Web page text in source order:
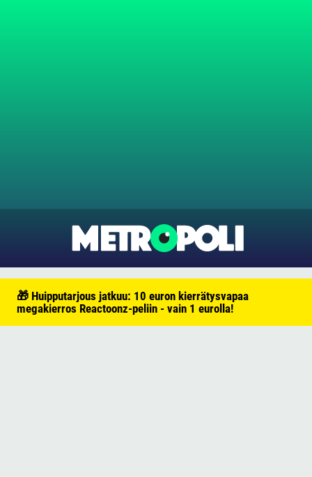
🎁 Huipputarjous jatkuu: 10 euron kierrätysvapaa
megakierros Reactoonz-peliin - vain 1 eurolla!